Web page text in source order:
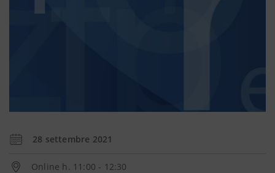
28 settembre 2021
Online h. 11:00 - 12:30